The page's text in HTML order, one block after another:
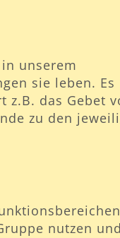
unserem
sie leben. Es
das Gebet
zu den
nutzen